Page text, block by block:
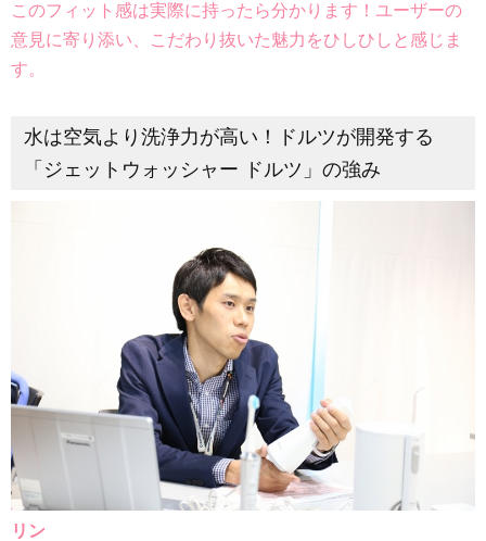
このフィット感は実際に持ったら分かります！ユーザーの
意見に寄り添い、こだわり抜いた魅力をひしひしと感じま
す。
水は空気より洗浄力が高い！ドルツが開発する
「ジェットウォッシャー ドルツ」の強み
リン